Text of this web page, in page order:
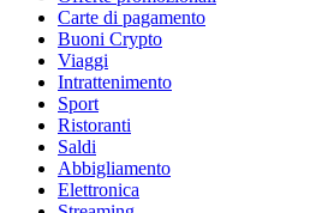
Carte di pagamento
Buoni Crypto
Viaggi
Intrattenimento
Sport
Ristoranti
Saldi
Abbigliamento
Elettronica